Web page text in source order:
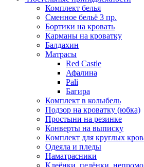
Комплект белья
Сменное бельё 3 пр.
Бортики на кровать
Карманы на кроватку
Балдахин
Матрасы
Red Castle
Афалина
Pali
Багира
Комплект в колыбель
Подзор на кроватку (юбка)
Простыни на резинке
Конверты на выписку
Комплект для круглых
Одеяла и пледы
Наматрасники
Клеёнки, пелёнки,